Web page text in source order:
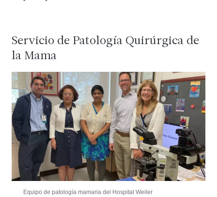
Servicio de Patología Quirúrgica de
la Mama
Equipo de patología mamaria del Hospital Weiler